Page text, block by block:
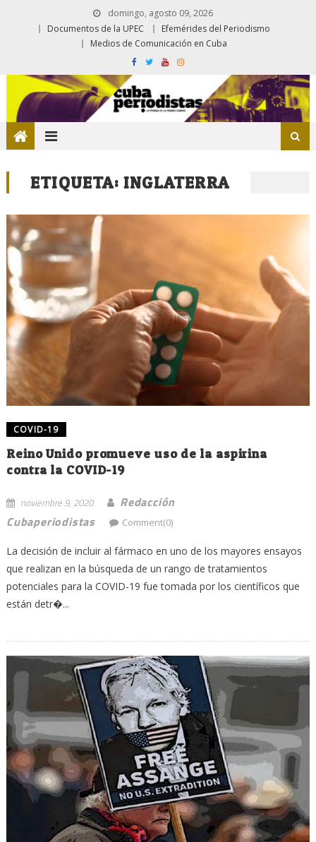
domingo, agosto 09, 2026
Documentos de la UPEC
Efemérides del Periodismo
Medios de Comunicación en Cuba
ETIQUETA: INGLATERRA
COVID-19
Reino Unido promueve uso de la aspirina
contra la COVID-19
noviembre 9, 2020
Redacción
Cubaperiodistas
Comment(0)
La decisión de incluir al fármaco en uno de los mayores ensayos
que realizan en la búsqueda de un rango de tratamientos
potenciales para la COVID-19 fue tomada por los científicos que
están detr�...